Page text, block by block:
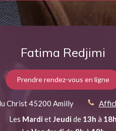
Fatima Redjimi
Prendre rendez-vous en ligne
Christ45200 Amilly
Les MardietJeudi de 13h à 18h